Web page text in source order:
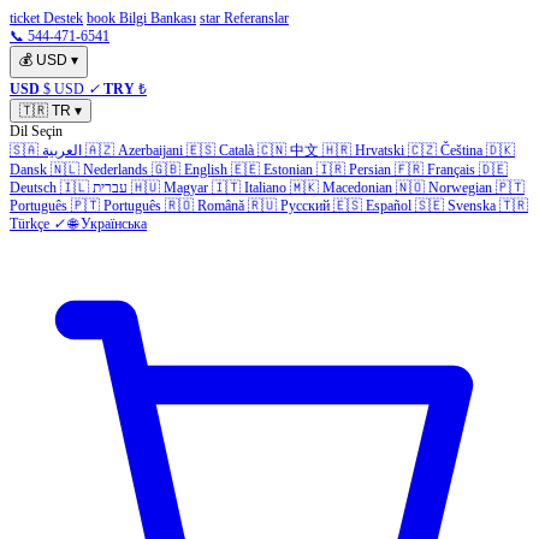
ticket Destek book Bilgi Bankası star Referanslar
📞 544-471-6541
💰 USD ▾
USD $ USD ✓ TRY ₺
🇹🇷 TR ▾
Dil Seçin
🇸🇦 العربية 🇦🇿 Azerbaijani 🇪🇸 Català 🇨🇳 中文 🇭🇷 Hrvatski 🇨🇿 Čeština 🇩🇰
Dansk 🇳🇱 Nederlands 🇬🇧 English 🇪🇪 Estonian 🇮🇷 Persian 🇫🇷 Français 🇩🇪
Deutsch 🇮🇱 עברית 🇭🇺 Magyar 🇮🇹 Italiano 🇲🇰 Macedonian 🇳🇴 Norwegian 🇵🇹
Português 🇵🇹 Português 🇷🇴 Română 🇷🇺 Русский 🇪🇸 Español 🇸🇪 Svenska 🇹🇷
Türkçe ✓ 🌐 Українська